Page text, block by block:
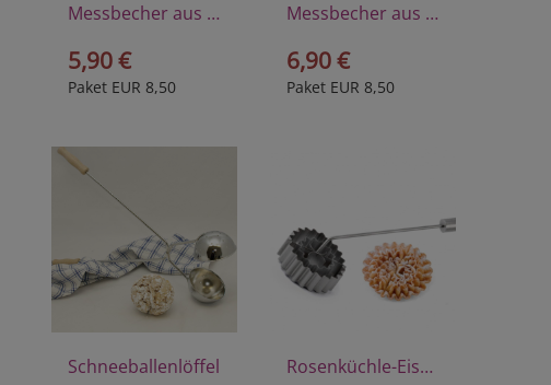
Messbecher aus Polyprophylen 1/4 Liter
5,90 €
Paket EUR 8,50
Messbecher aus Polyprophylen 1/2 Liter
6,90 €
Paket EUR 8,50
Schneeballenlöffel Rosenküchle-Eisen